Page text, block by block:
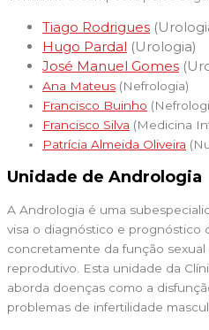
Tiago Rodrigues
Hugo Pardal (Urologia)
José Manuel Gomes
Ana Mateus (Nefrologia)
Francisco Buinho
Francisco Silva (Medicina
Patrícia Almeida Oliveira
Unidade de Andrologia
A Andrologia é uma
visa o diagnóstico e prognóstico
concretamente da função
reprodutivo. Esta unidade da
aborda doenças como a
problemas de infertilidade